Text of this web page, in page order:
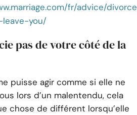
fr/advice/
you/
pas de votre côté de la
puisse agir comme si elle ne
lors d’un malentendu, cela
chose de différent lorsqu’elle